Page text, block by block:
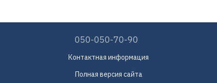
050-050-70-90
Контактная информация
Полная версия сайта